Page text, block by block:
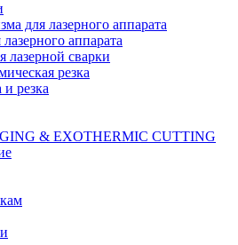
для лазерного аппарата
аппарата
лазерной сварки
резка
резка
& EXOTHERMIC CUTTING